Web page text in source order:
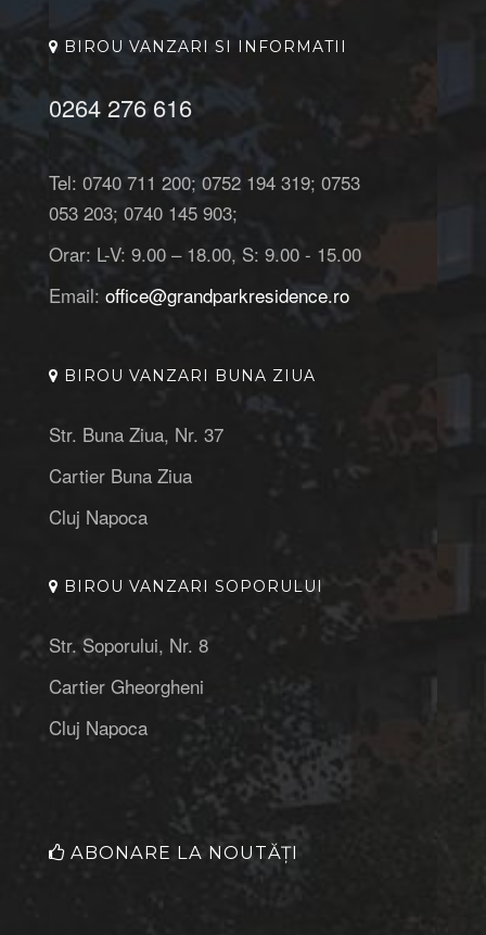
BIROU VANZARI SI INFORMATII
0264 276 616
Tel: 0740 711 200; 0752 194 319; 0753
053 203; 0740 145 903;
Orar: L-V: 9.00 – 18.00, S: 9.00 - 15.00
Email: office@grandparkresidence.ro
BIROU VANZARI BUNA ZIUA
Str. Buna Ziua, Nr. 37
Cartier Buna Ziua
Cluj Napoca
BIROU VANZARI SOPORULUI
Str. Soporului, Nr. 8
Cartier Gheorgheni
Cluj Napoca
ABONARE LA NOUTĂȚI